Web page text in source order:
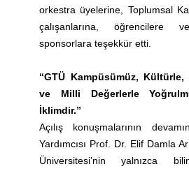
orkestra üyelerine, Toplumsal
çalışanlarına, öğrencilere
sponsorlara teşekkür etti.
“GTÜ Kampüsümüz, Kültürle,
ve Milli Değerlerle
İklimdir.”
Açılış konuşmalarının
Yardımcısı Prof. Dr. Elif Damla
Üniversitesi’nin yalnızca